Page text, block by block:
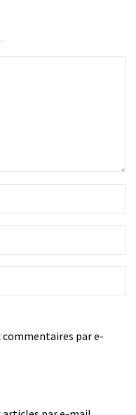
commentaires par e-